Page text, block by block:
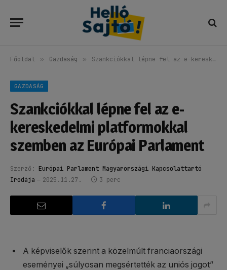
Főoldal » Gazdaság » Szankciókkal lépne fel az e-kereskedelmi platformokkal szemben az Európai Parlament
GAZDASÁG
Szankciókkal lépne fel az e-
kereskedelmi platformokkal
szemben az Európai Parlament
Szerző: Európai Parlament Magyarországi Kapcsolattartó
Irodája
2025.11.27. 3 perc
A képviselők szerint a közelmúlt franciaországi
eseményei „súlyosan megsértették az uniós jogot”